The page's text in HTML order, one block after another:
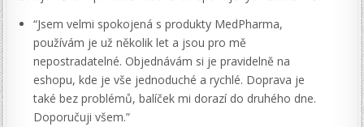
“Jsem velmi spokojená s produkty MedPharma,
používám je už několik let a jsou pro mě
nepostradatelné. Objednávám si je pravidelně na
eshopu, kde je vše jednoduché a rychlé. Doprava je
také bez problémů, balíček mi dorazí do druhého dne.
Doporučuji všem.”